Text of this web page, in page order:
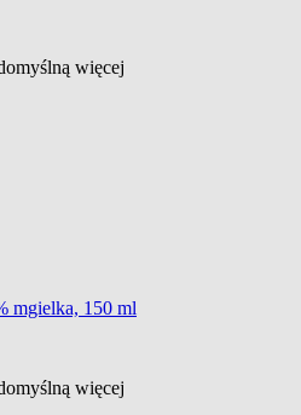
więcej
mgielka, 150 ml
więcej